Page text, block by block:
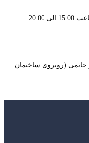
حاتمی (روبروی ساختمان